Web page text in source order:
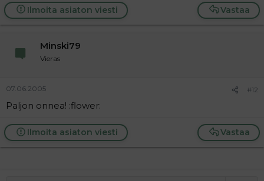
Vastaa
Ilmoita asiaton viesti
Minski79
Vieras
07.06.2005 #12
Paljon onnea! :flower:
Vastaa
Ilmoita asiaton viesti